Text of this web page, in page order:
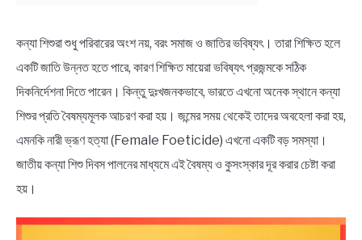
BENGALI NAMES
BENGALI STORIES
কন্যা শিশুরা শুধু পরিবারের অংশ নয়, বরং সমাজ ও জাতির ভবিষ্যৎ। তারা শিক্ষিত হলে
একটি জাতি উন্নত হতে পারে, কারণ শিক্ষিত মায়েরা ভবিষ্যৎ প্রজন্মকে সঠিক
দিকনির্দেশনা দিতে পারেন। কিন্তু দুঃখজনকভাবে, ভারতে এখনো অনেক স্থানে কন্যা
শিশুর প্রতি বৈষম্যমূলক আচরণ করা হয়। জন্মের সময় থেকেই তাদের অবহেলা করা হয়,
এমনকি নারী ভ্রূণ হত্যা (Female Foeticide) এখনো একটি বড় সমস্যা।
জাতীয় কন্যা শিশু দিবস পালনের মাধ্যমে এই বৈষম্য ও কুসংস্কার দূর করার চেষ্টা করা
হয়।